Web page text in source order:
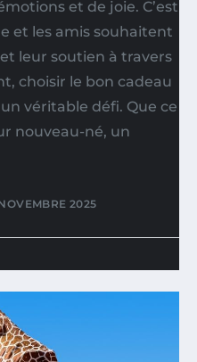
et de joie. C’est
et les amis souhaitent
leur soutien à travers
choisir le bon cadeau
véritable défi. Que ce
nouveau-né, un
2025